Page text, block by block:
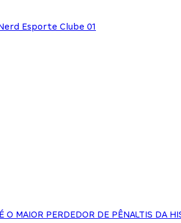
Esporte Clube 01
MAIOR PERDEDOR DE PÊNALTIS DA